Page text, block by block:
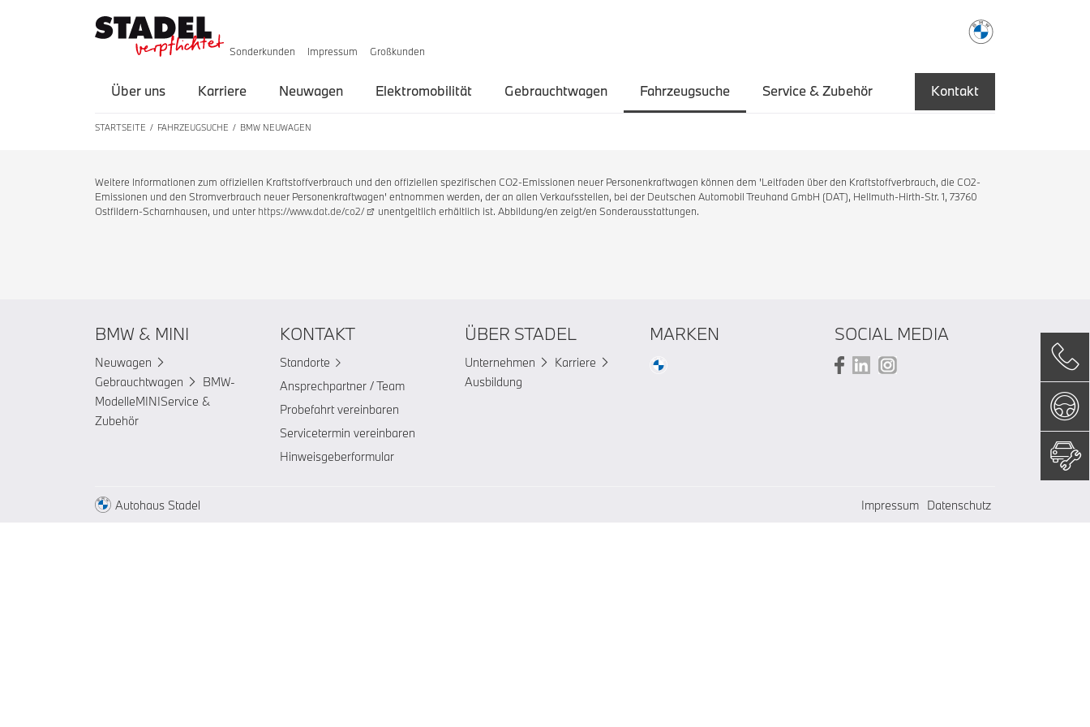
Sonderkunden Impressum Großkunden
Über uns Karriere Neuwagen Elektromobilität Gebrauchtwagen Fahrzeugsuche Service & Zubehör Kontakt
STARTSEITE FAHRZEUGSUCHE BMW NEUWAGEN
Weitere Informationen zum offiziellen Kraftstoffverbrauch und den offiziellen spezifischen CO2-Emissionen neuer Personenkraftwagen können dem 'Leitfaden über den Kraftstoffverbrauch, die CO2-
Emissionen und den Stromverbrauch neuer Personenkraftwagen' entnommen werden, der an allen Verkaufsstellen, bei der Deutschen Automobil Treuhand GmbH (DAT), Hellmuth-Hirth-Str. 1, 73760
Ostfildern-Scharnhausen, und unter https://www.dat.de/co2/ unentgeltlich erhältlich ist. Abbildung/en zeigt/en Sonderausstattungen.
BMW & MINI
Neuwagen
Gebrauchtwagen
BMW-
ModelleMINIService &
Zubehör
KONTAKT
Standorte
Ansprechpartner / Team
Probefahrt vereinbaren
Servicetermin vereinbaren
Hinweisgeberformular
ÜBER STADEL
Unternehmen
Karriere
Ausbildung
MARKEN SOCIAL MEDIA
Autohaus Stadel Impressum Datenschutz